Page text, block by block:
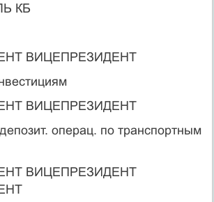
КБ
ВИЦЕПРЕЗИДЕНТ
ВИЦЕПРЕЗИДЕНТ
операц. по транспортным
ВИЦЕПРЕЗИДЕНТ